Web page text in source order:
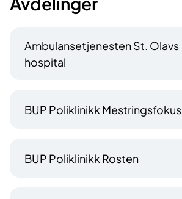
Ambulansetjenesten St. Olavs
hospital
BUP Poliklinikk Mestringsfokus
BUP Poliklinikk Rosten